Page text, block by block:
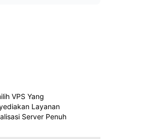
VPS Yang
Layanan
Server Penuh